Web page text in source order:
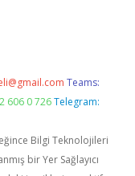
Teams:
606 0 726 Telegram:
Bilgi Teknolojileri
bir Yer Sağlayıcı